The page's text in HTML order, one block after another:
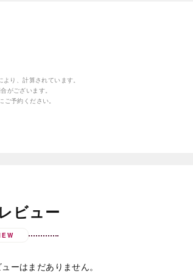
り、計算されています。
がございます。
予約ください。
ビュー
ーはまだありません。